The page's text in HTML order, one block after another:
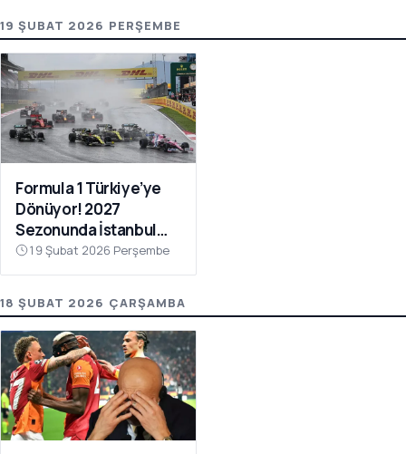
19 ŞUBAT 2026 PERŞEMBE
Formula 1 Türkiye’ye
Dönüyor! 2027
Sezonunda İstanbul
Park Takvimde
19 Şubat 2026 Perşembe
18 ŞUBAT 2026 ÇARŞAMBA